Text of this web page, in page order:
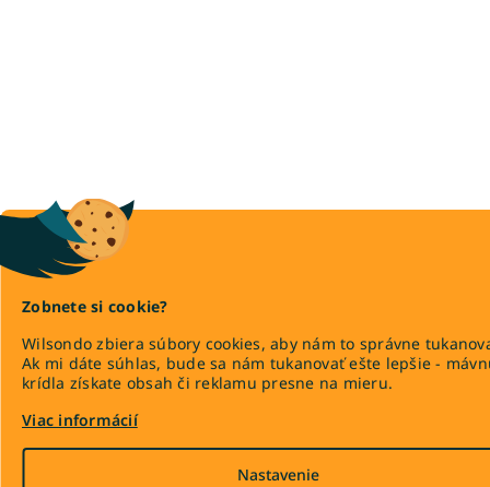
Zobnete si cookie?
Wilsondo zbiera súbory cookies, aby nám to správne
Ak mi dáte súhlas, bude sa nám tukanovať ešte lepšie -
krídla získate obsah či reklamu presne na mieru.
Viac informácií
Nastavenie